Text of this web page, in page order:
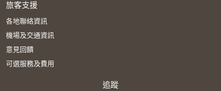
旅客支援
各地聯絡資訊
機場及交通資訊
意見回饋
可選服務及費用
追蹤